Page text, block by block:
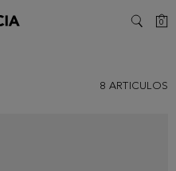
0
8 ARTICULOS